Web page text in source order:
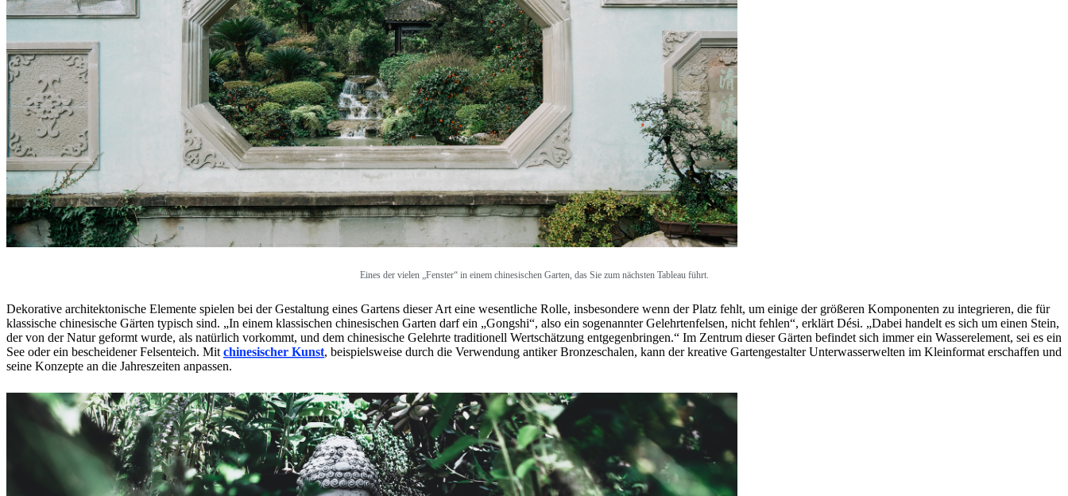
Eines der vielen „Fenster“ in einem chinesischen Garten, das Sie zum nächsten Tableau führt.
Dekorative architektonische Elemente spielen bei der Gestaltung eines Gartens dieser Art eine wesentliche Rolle, insbesondere wenn der Platz fehlt, um einige der größeren Komponenten zu integrieren, die für
klassische chinesische Gärten typisch sind. „In einem klassischen chinesischen Garten darf ein „Gongshi“, also ein sogenannter Gelehrtenfelsen, nicht fehlen“, erklärt Dési. „Dabei handelt es sich um einen Stein,
der von der Natur geformt wurde, als natürlich vorkommt, und dem chinesische Gelehrte traditionell Wertschätzung entgegenbringen.“ Im Zentrum dieser Gärten befindet sich immer ein Wasserelement, sei es ein
See oder ein bescheidener Felsenteich. Mitchinesischer Kunst, beispielsweise durch die Verwendung antiker Bronzeschalen, kann der kreative Gartengestalter Unterwasserwelten im Kleinformat erschaffen und
seine Konzepte an die Jahreszeiten anpassen.